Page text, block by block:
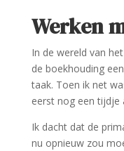
Werken
In de wereld van
de boekhouding
taak. Toen ik net
eerst nog een tijdje
Ik dacht dat de
nu opnieuw zou